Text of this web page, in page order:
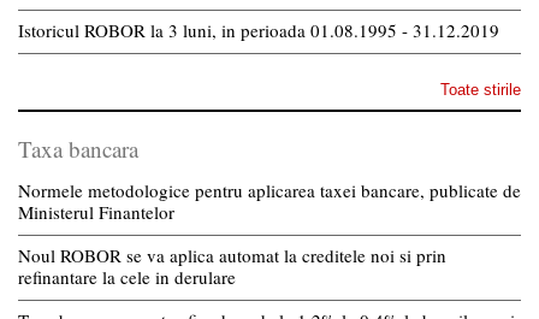
Istoricul ROBOR la 3 luni, in perioada 01.08.1995 - 31.12.2019
Toate stirile
Taxa bancara
Normele metodologice pentru aplicarea taxei bancare, publicate de
Ministerul Finantelor
Noul ROBOR se va aplica automat la creditele noi si prin
refinantare la cele in derulare